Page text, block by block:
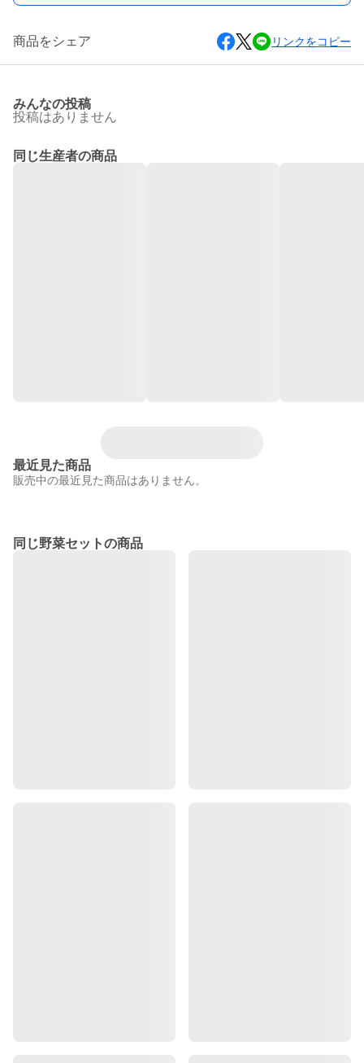
商品をシェア リンクをコピー
みんなの投稿
投稿はありません
同じ生産者の商品
最近見た商品
販売中の最近見た商品はありません。
同じ野菜セットの商品